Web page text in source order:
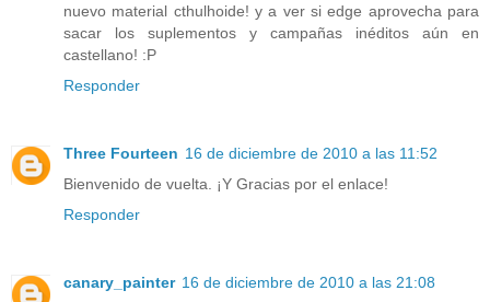
nuevo material cthulhoide! y a ver si edge aprovecha para
sacar los suplementos y campañas inéditos aún en
castellano! :P
Responder
Three Fourteen 16 de diciembre de 2010 a las 11:52
Bienvenido de vuelta. ¡Y Gracias por el enlace!
Responder
canary_painter 16 de diciembre de 2010 a las 21:08